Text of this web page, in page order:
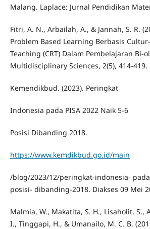
Malang. Laplace: Jurnal Pendidikan
Fitri, A. N., Arbailah, A., & Jannah, S. R.
Problem Based Learning Berbasis
Teaching (CRT) Dalam Pembelajaran Bi-
Multidisciplinary Sciences, 2(5), 414-419.
Kemendikbud. (2023). Peringkat
Indonesia pada PISA 2022 Naik 5-6
Posisi Dibanding 2018.
https://www.kemdikbud.go.id/main
/blog/2023/12/peringkat-indonesia-
posisi- dibanding-2018. Diakses 09 Mei
Malmia, W., Makatita, S. H., Lisaholit, S.,
I., Tinggapi, H., & Umanailo, M. C. B.